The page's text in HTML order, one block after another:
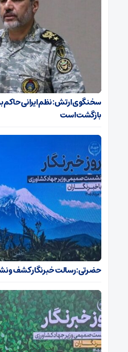
سخنگوی ارتش: نظم ایرانی حاکم
بازگشت است
حضرتی: رسالت خبرنگار کشف و